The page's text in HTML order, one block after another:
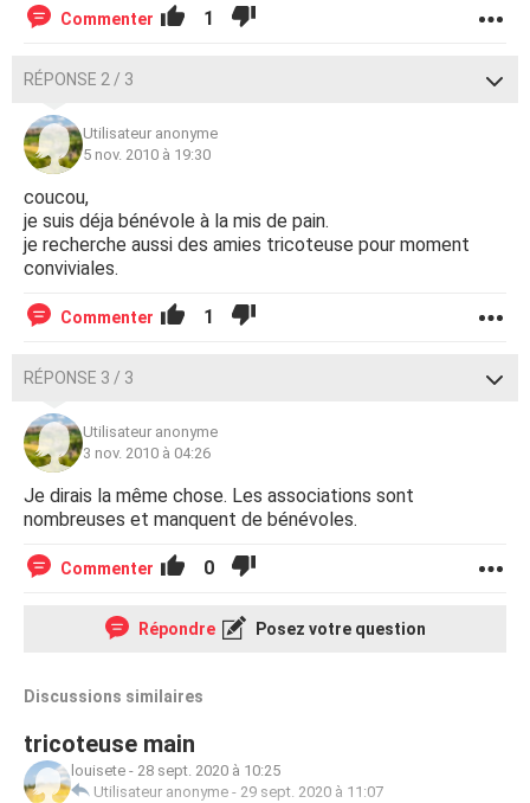
Commenter 1
RÉPONSE 2 / 3
Utilisateur anonyme
5 nov. 2010 à 19:30
coucou,
je suis déja bénévole à la mis de pain.
je recherche aussi des amies tricoteuse pour moment
conviviales.
Commenter 1
RÉPONSE 3 / 3
Utilisateur anonyme
3 nov. 2010 à 04:26
Je dirais la même chose. Les associations sont
nombreuses et manquent de bénévoles.
Commenter 0
Répondre Posez votre question
Discussions similaires
tricoteuse main
louisete - 28 sept. 2020 à 10:25
Utilisateur anonyme - 29 sept. 2020 à 11:07